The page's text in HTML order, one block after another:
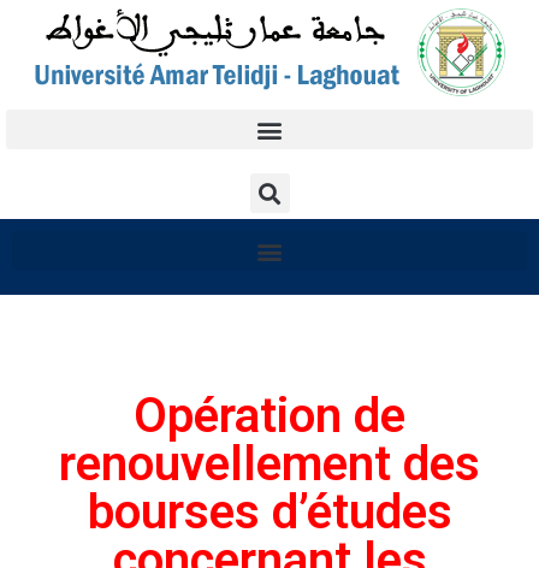
Opération de
renouvellement des
bourses d’études